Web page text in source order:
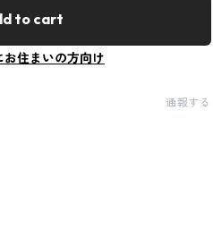
to cart
お住まいの方向け
通報する